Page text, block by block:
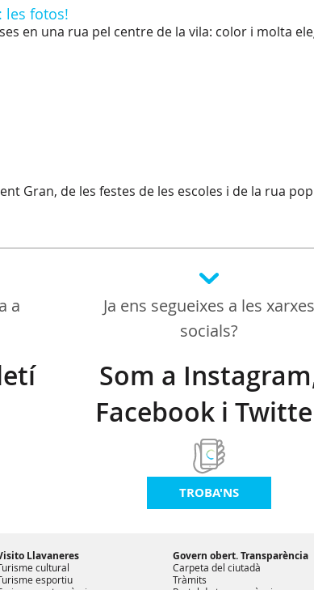
les fotos!
en una rua pel centre de la vila: color i molta
Gran, de les festes de les escoles i de la rua
a
Ja ens segueixes a les xarxes
socials?
Som a
Facebook i
TROBA'NS
Llavaneres
cultural
esportiu
Govern obert. Transparència
Carpeta del ciutadà
Tràmits